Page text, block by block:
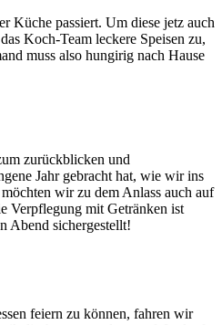
Küche passiert. Um diese jetz auch
Koch-Team leckere Speisen zu,
muss also hungirig nach Hause
zurückblicken und
Jahr gebracht hat, wie wir ins
wir zu dem Anlass auch auf
Verpflegung mit Getränken ist
Abend sichergestellt!
feiern zu können, fahren wir